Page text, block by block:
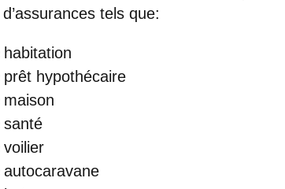
tels que:
hypothécaire
santé